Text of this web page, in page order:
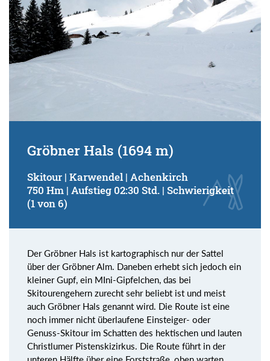
Gröbner Hals (1694 m)
Skitour | Karwendel | Achenkirch
750 Hm | Aufstieg 02:30 Std. | Schwierigkeit
(1 von 6)
Der Gröbner Hals ist kartographisch nur der Sattel
über der Gröbner Alm. Daneben erhebt sich jedoch ein
kleiner Gupf, ein MIni-Gipfelchen, das bei
Skitourengehern zurecht sehr beliebt ist und meist
auch Gröbner Hals genannt wird. Die Route ist eine
noch immer nicht überlaufene Einsteiger- oder
Genuss-Skitour im Schatten des hektischen und lauten
Christlumer Pistenskizirkus. Die Route führt in der